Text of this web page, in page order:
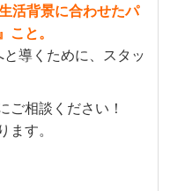
活背景に合わせたパ
こと。
導くために、スタッ
ご相談ください！
ます。